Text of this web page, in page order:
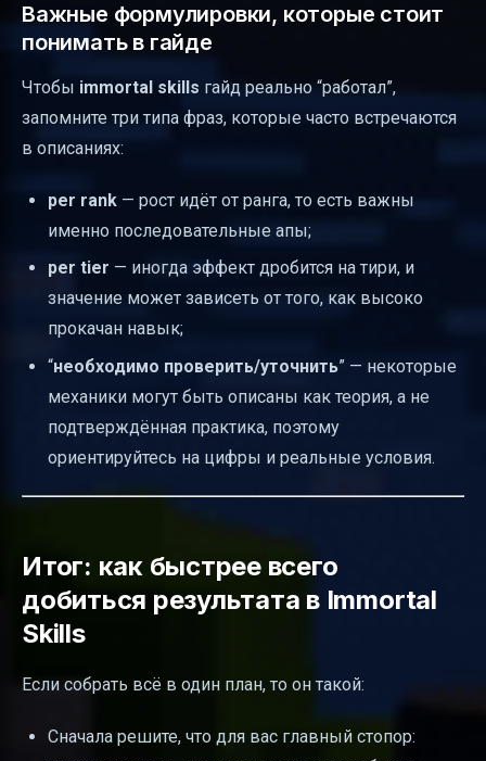
Важные формулировки, которые стоит
понимать в гайде
Чтобы immortal skills гайд реально “работал”,
запомните три типа фраз, которые часто встречаются
в описаниях:
per rank — рост идёт от ранга, то есть важны
именно последовательные апы;
per tier — иногда эффект дробится на тири, и
значение может зависеть от того, как высоко
прокачан навык;
“необходимо проверить/уточнить” — некоторые
механики могут быть описаны как теория, а не
подтверждённая практика, поэтому
ориентируйтесь на цифры и реальные условия.
Итог: как быстрее всего
добиться результата в Immortal
Skills
Если собрать всё в один план, то он такой:
Сначала решите, что для вас главный стопор: